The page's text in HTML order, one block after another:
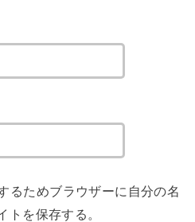
るためブラウザーに自分の名
トを保存する。